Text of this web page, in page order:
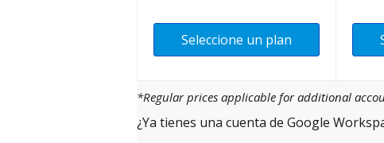
Seleccione un plan
*Regular prices applicable for additional
¿Ya tienes una cuenta de Google